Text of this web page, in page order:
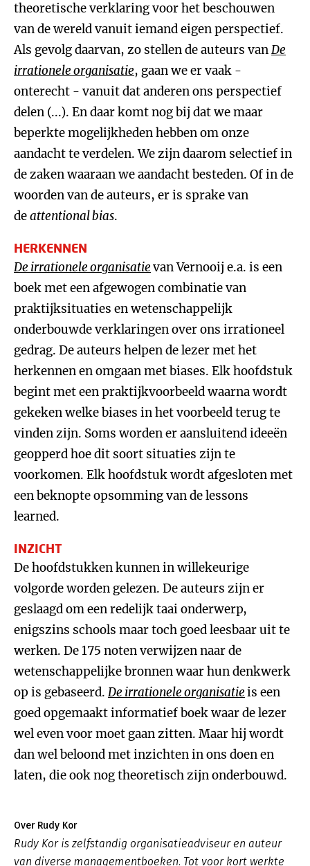
theoretische verklaring voor het beschouwen
van de wereld vanuit iemand eigen perspectief.
Als gevolg daarvan, zo stellen de auteurs vanDe
irrationele organisatie, gaan we er vaak -
onterecht - vanuit dat anderen ons perspectief
delen (...). En daar komt nog bij dat we maar
beperkte mogelijkheden hebben om onze
aandacht te verdelen. We zijn daarom selectief in
de zaken waaraan we aandacht besteden. Of in de
woorden van de auteurs, er is sprake van
deattentional bias.
HERKENNEN
De irrationele organisatievan Vernooij e.a. is een
boek met een afgewogen combinatie van
praktijksituaties en wetenschappelijk
onderbouwde verklaringen over ons irrationeel
gedrag. De auteurs helpen de lezer met het
herkennen en omgaan met biases. Elk hoofdstuk
begint met een praktijkvoorbeeld waarna wordt
gekeken welke biases in het voorbeeld terug te
vinden zijn. Soms worden er aansluitend ideeën
geopperd hoe dit soort situaties zijn te
voorkomen. Elk hoofdstuk wordt afgesloten met
een beknopte opsomming van de lessons
learned.
INZICHT
De hoofdstukken kunnen in willekeurige
volgorde worden gelezen. De auteurs zijn er
geslaagd om een redelijk taai onderwerp,
enigszins schools maar toch goed leesbaar uit te
werken. De 175 noten verwijzen naar de
wetenschappelijke bronnen waar hun denkwerk
op is gebaseerd. De irrationele organisatieis een
goed opgemaakt informatief boek waar de lezer
wel even voor moet gaan zitten. Maar hij wordt
dan wel beloond met inzichten in ons doen en
laten, die ook nog theoretisch zijn onderbouwd.
Over Rudy Kor
Rudy Kor is zelfstandig organisatieadviseur en auteur
van diverse managementboeken. Tot voor kort werkte